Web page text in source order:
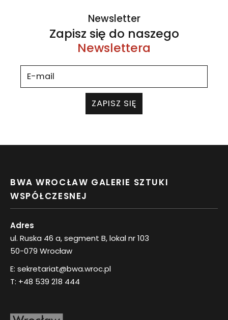
Newsletter
Zapisz się do naszego
Newslettera
ZAPISZ SIĘ
BWA WROCŁAW GALERIE SZTUKI
WSPÓŁCZESNEJ
Adres
ul. Ruska 46 a, segment B, lokal nr 103
50-079 Wrocław
E: sekretariat@bwa.wroc.pl
T: +48 539 218 444